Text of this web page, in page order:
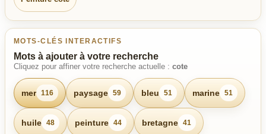
MOTS-CLÉS INTERACTIFS
Mots à ajouter à votre recherche
Cliquez pour affiner votre recherche actuelle : cote
mer 116 paysage 59 bleu 51 marine 51
huile 48 peinture 44 bretagne 41